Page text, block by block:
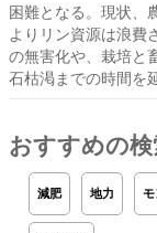
困難となる。現状、
よりリン資源は浪費
の無害化や、栽培と
石枯渇までの時間を
おすすめの
減肥 地力 モ